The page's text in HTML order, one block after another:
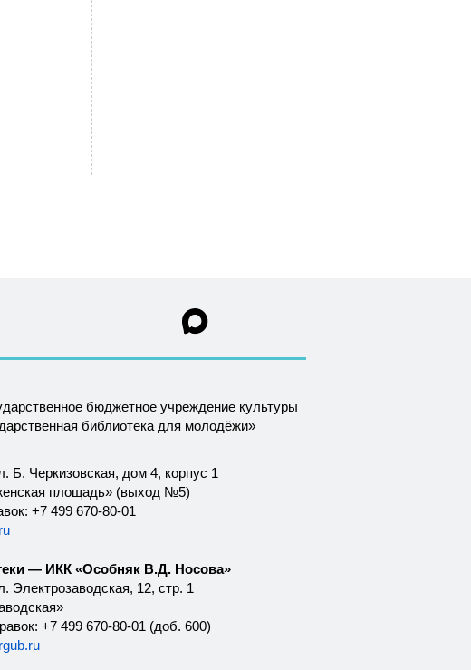
бюджетное учреждение культуры
библиотека для молодёжи»
Б. Черкизовская, дом 4, корпус 1
площадь» (выход №5)
+7 499 670-80-01
— ИКК «Особняк В.Д. Носова»
Электрозаводская, 12, стр. 1
+7 499 670-80-01 (доб. 600)